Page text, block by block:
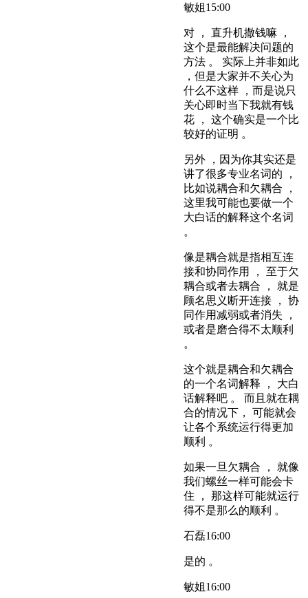
敏姐15:00
对 ， 直升机撒钱嘛 ，
这个是最能解决问题的
方法 。 实际上并非如此
，但是大家并不关心为
什么不这样 ，而是说只
关心即时当下我就有钱
花 ， 这个确实是一个比
较好的证明 。
另外 ，因为你其实还是
讲了很多专业名词的 ，
比如说耦合和欠耦合 ，
这里我可能也要做一个
大白话的解释这个名词
。
像是耦合就是指相互连
接和协同作用 ， 至于欠
耦合或者去耦合 ， 就是
顾名思义断开连接 ， 协
同作用减弱或者消失 ，
或者是磨合得不太顺利
。
这个就是耦合和欠耦合
的一个名词解释 ， 大白
话解释吧 。 而且就在耦
合的情况下， 可能就会
让各个系统运行得更加
顺利 。
如果一旦欠耦合 ， 就像
我们螺丝一样可能会卡
住 ， 那这样可能就运行
得不是那么的顺利 。
石磊16:00
是的 。
敏姐16:00